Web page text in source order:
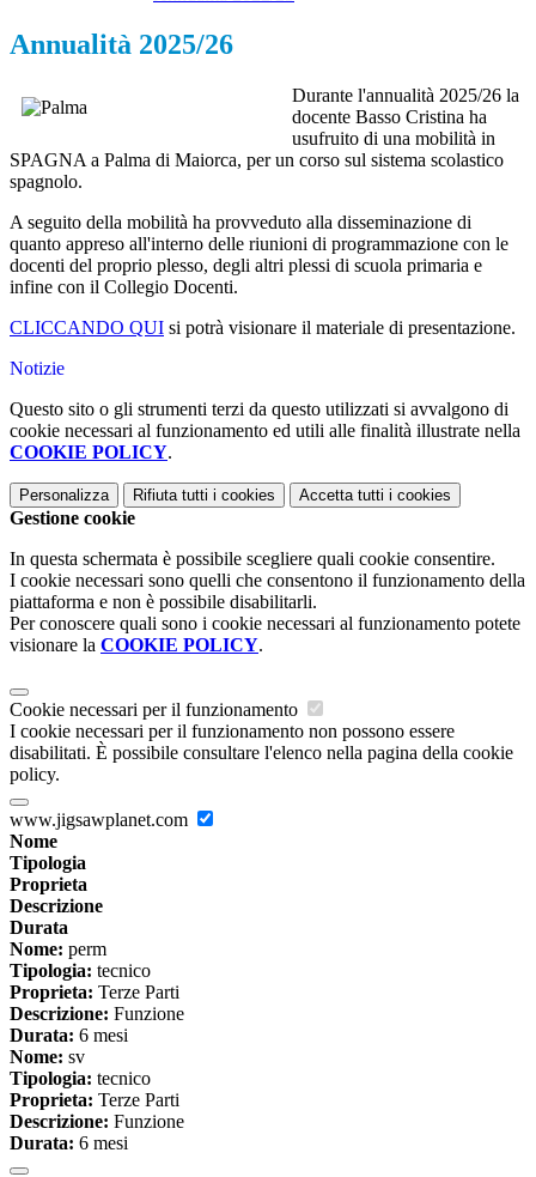
Annualità 2025/26
Durante l'annualità 2025/26 la
docente Basso Cristina ha
usufruito di una mobilità in
SPAGNA a Palma di Maiorca, per un corso sul sistema scolastico
spagnolo.
A seguito della mobilità ha provveduto alla disseminazione di
quanto appreso all'interno delle riunioni di programmazione con le
docenti del proprio plesso, degli altri plessi di scuola primaria e
infine con il Collegio Docenti.
CLICCANDO QUI si potrà visionare il materiale di presentazione.
Notizie
Questo sito o gli strumenti terzi da questo utilizzati si avvalgono di
cookie necessari al funzionamento ed utili alle finalità illustrate nella
COOKIE POLICY.
Personalizza Rifiuta tutti i cookies Accetta tutti i cookies
Gestione cookie
In questa schermata è possibile scegliere quali cookie consentire.
I cookie necessari sono quelli che consentono il funzionamento della
piattaforma e non è possibile disabilitarli.
Per conoscere quali sono i cookie necessari al funzionamento potete
visionare la COOKIE POLICY.
Cookie necessari per il funzionamento
I cookie necessari per il funzionamento non possono essere
disabilitati. È possibile consultare l'elenco nella pagina della cookie
policy.
www.jigsawplanet.com
Nome
Tipologia
Proprieta
Descrizione
Durata
Nome: perm
Tipologia: tecnico
Proprieta: Terze Parti
Descrizione: Funzione
Durata: 6 mesi
Nome: sv
Tipologia: tecnico
Proprieta: Terze Parti
Descrizione: Funzione
Durata: 6 mesi